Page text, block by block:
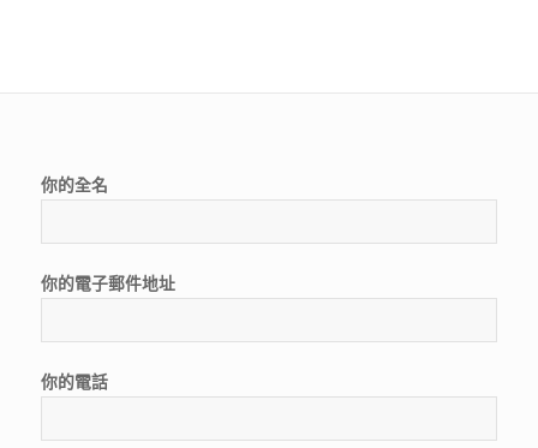
你的全名
你的電子郵件地址
你的電話